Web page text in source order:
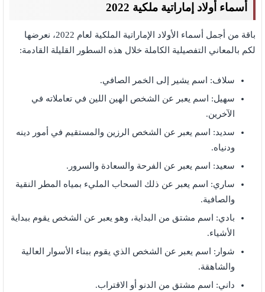
أسماء أولاد إماراتية ملكية 2022
باقة من أجمل أسماء الأولاد الإماراتية الملكية لعام 2022، نعرضها
لكم بالمعاني التفصيلية الكاملة خلال هذه السطور القليلة القادمة:
سلاف: اسم يشير إلى الخمر الصافي.
سهيل: اسم يعبر عن الشخص الهين اللين في تعاملاته في
الآخرين.
سديد: اسم يعبر عن الشخص الرزين والمستقيم في أمور دينه
ودنياه.
سعيد: اسم يعبر عن الفرحة والسعادة والسرور.
ساري: اسم يعبر عن ذلك السحاب المليء بمياه المطر النقية
والصافية.
بادي: اسم مشتق من البداية، وهو يعبر عن الشخص يقوم ببداية
الأشياء.
شوار: اسم يعبر عن الشخص الذي يقوم ببناء الأسوار العالية
والشاهقة.
داني: اسم مشتق من الدنو أو الاقتراب.